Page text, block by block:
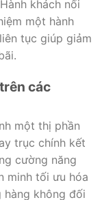
khách nối
một hành
tục giúp giảm
các
một thị phần
trục chính kết
cường năng
minh tối ưu hóa
hàng không đối